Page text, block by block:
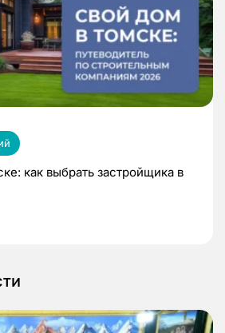
как выбрать застройщика в